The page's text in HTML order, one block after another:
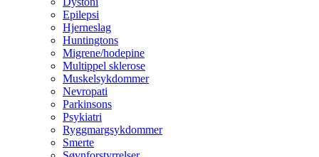
Epilepsi
Hjerneslag
Huntingtons
Migrene/hodepine
Multippel sklerose
Muskelsykdommer
Nevropati
Parkinsons
Psykiatri
Ryggmargsykdommer
Smerte